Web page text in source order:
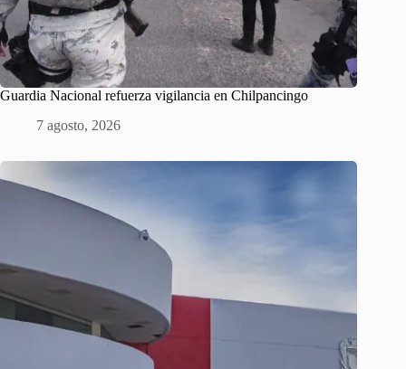
Guardia Nacional refuerza vigilancia en Chilpancingo
7 agosto, 2026